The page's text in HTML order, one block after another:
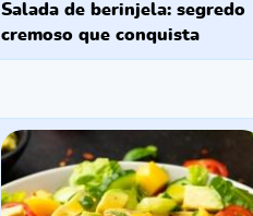
salada de berinjela: segredo
cremoso que conquista